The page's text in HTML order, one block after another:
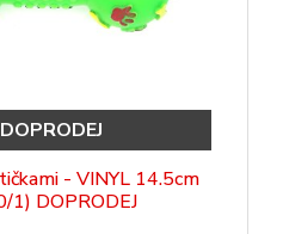
DOPRODEJ
- VINYL 14.5cm
1) DOPRODEJ